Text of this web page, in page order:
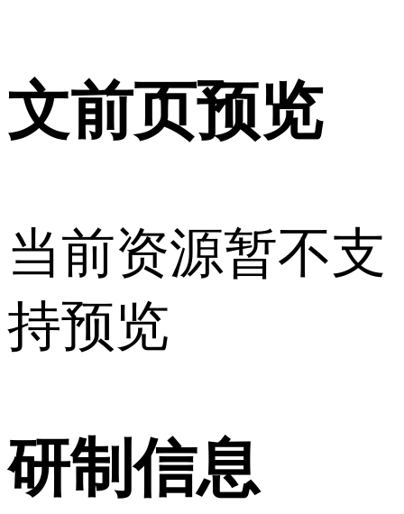
文前页预览
当前资源暂不支
持预览
研制信息